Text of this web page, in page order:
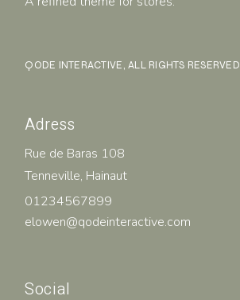
QODE INTERACTIVE, ALL RIGHTS RESERVED
Adress
Rue de Baras 108
Tenneville, Hainaut
01234567899
elowen@qodeinteractive.com
Social